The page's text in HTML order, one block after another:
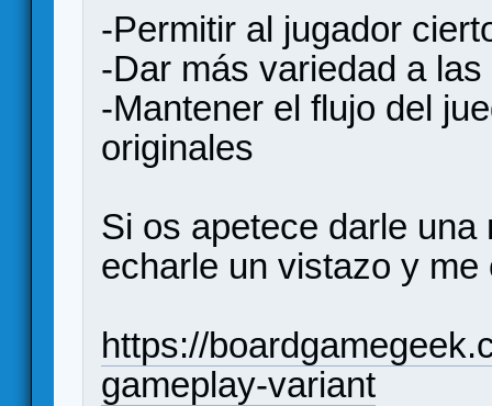
-Permitir al jugador
-Dar más variedad a
-Mantener el flujo del
originales
Si os apetece darle
echarle un vistazo y me
https://
gameplay-variant